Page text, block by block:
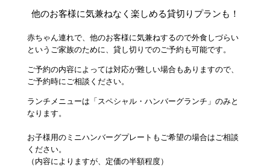
他のお客様に気兼ねなく楽しめる貸切りプランも！
赤ちゃん連れで、他のお客様に気兼ねするので外食しづらい
というご家族のために、貸し切りでのご予約も可能です。
ご予約の内容によっては対応が難しい場合もありますので、
ご予約時にご相談ください。
ランチメニューは「スペシャル・ハンバーグランチ」のみと
なります。
お子様用のミニハンバーグプレートもご希望の場合はご相談
ください。
（内容によりますが、定価の半額程度）